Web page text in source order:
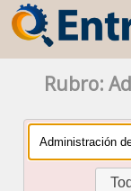
Rubro: